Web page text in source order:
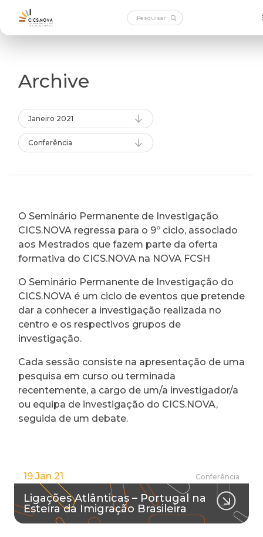
Archive
Janeiro 2021
Conferência
O Seminário Permanente de Investigação
CICS.NOVA regressa para o 9º ciclo, associado
aos Mestrados que fazem parte da oferta
formativa do CICS.NOVA na NOVA FCSH
O Seminário Permanente de Investigação do
CICS.NOVA é um ciclo de eventos que pretende
dar a conhecer a investigação realizada no
centro e os respectivos grupos de
investigação.
Cada sessão consiste na apresentação de uma
pesquisa em curso ou terminada
recentemente, a cargo de um/a investigador/a
ou equipa de investigação do CICS.NOVA,
seguida de um debate.
19 Jan 21 Conferência
Ligações Atlânticas – Portugal na
Esteira da Imigração Brasileira